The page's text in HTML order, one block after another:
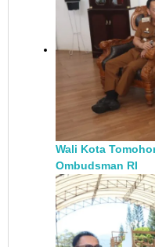
Wali Kota
Ombudsman RI